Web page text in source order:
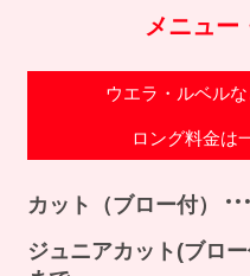
メニュー
ウエラ・ルベル
ロング料金は
カット（ブロー付）
ジュニアカット(ブロ